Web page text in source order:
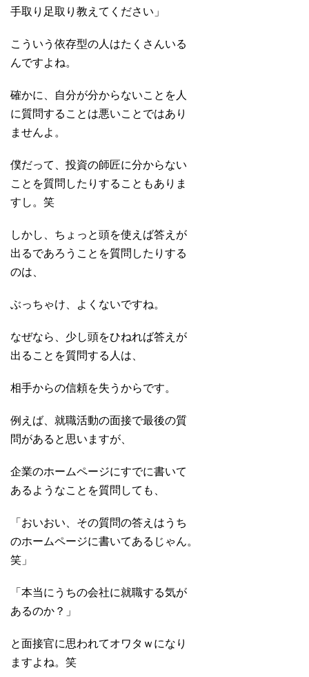
手取り足取り教えてください」
こういう依存型の人はたくさんいる
んですよね。
確かに、自分が分からないことを人
に質問することは悪いことではあり
ませんよ。
僕だって、投資の師匠に分からない
ことを質問したりすることもありま
すし。笑
しかし、ちょっと頭を使えば答えが
出るであろうことを質問したりする
のは、
ぶっちゃけ、よくないですね。
なぜなら、少し頭をひねれば答えが
出ることを質問する人は、
相手からの信頼を失うからです。
例えば、就職活動の面接で最後の質
問があると思いますが、
企業のホームページにすでに書いて
あるようなことを質問しても、
「おいおい、その質問の答えはうち
のホームページに書いてあるじゃん。
笑」
「本当にうちの会社に就職する気が
あるのか？」
と面接官に思われてオワタｗになり
ますよね。笑